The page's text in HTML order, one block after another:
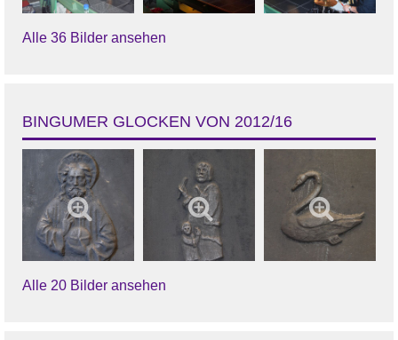
Alle 36 Bilder ansehen
BINGUMER GLOCKEN VON 2012/16
Alle 20 Bilder ansehen